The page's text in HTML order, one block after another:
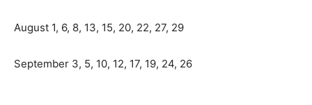
August 1, 6, 8, 13, 15, 20, 22, 27, 29
September 3, 5, 10, 12, 17, 19, 24, 26